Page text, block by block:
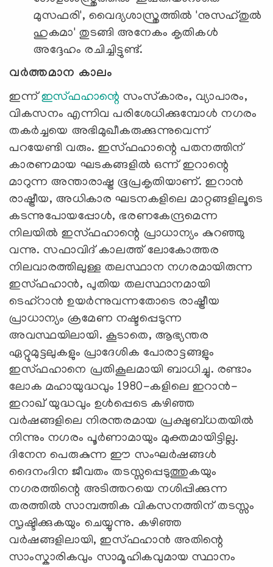
മുസഫരി', വൈദ്യശാസ്ത്രത്തില്‍ 'നുസഹ്തുല്‍
ഹുകമാ' തുടങ്ങി അനേകം കൃതികള്‍
അദ്ദേഹം രചിച്ചിട്ടുണ്ട്.
വര്‍ത്തമാന കാലം
ഇന്ന്ഇസ്ഫഹാന്റെ സംസ്‌കാരം, വ്യാപാരം,
വികസനം എന്നിവ പരിശേധിക്കുമ്പോള്‍ നഗരം
തകര്‍ച്ചയെ അഭിമുഖീകരുക്കുന്നുവെന്ന്
പറയേണ്ടി വരും. ഇസ്ഫഹാന്റെ പതനത്തിന്
കാരണമായ ഘടകങ്ങളില്‍ ഒന്ന് ഇറാന്റെ
മാറുന്ന അന്താരാഷ്ട്ര ഭൂപ്രകൃതിയാണ്. ഇറാന്‍
രാഷ്ട്രീയ, അധികാര ഘടനകളിലെ മാറ്റങ്ങളിലൂടെ
കടന്നുപോയപ്പോള്‍, ഭരണകേന്ദ്രമെന്ന
നിലയില്‍ ഇസ്ഫഹാന്റെ പ്രാധാന്യം കുറഞ്ഞു
വന്നു. സഫാവിദ് കാലത്ത് ലോകോത്തര
നിലവാരത്തിലുള്ള തലസ്ഥാന നഗരമായിരുന്ന
ഇസ്ഫഹാന്‍, പുതിയ തലസ്ഥാനമായി
ടെഹ്റാന്‍ ഉയര്‍ന്നുവന്നതോടെ രാഷ്ട്രീയ
പ്രാധാന്യം ക്രമേണ നഷ്ടപ്പെടുന്ന
അവസ്ഥയിലായി. കൂടാതെ, ആഭ്യന്തര
ഏറ്റുമുട്ടലുകളും പ്രാദേശിക പോരാട്ടങ്ങളും
ഇസ്ഫഹാനെ പ്രതികൂലമായി ബാധിച്ചു. രണ്ടാം
ലോക മഹായുദ്ധവും 1980-കളിലെ ഇറാന്‍-
ഇറാഖ് യുദ്ധവും ഉള്‍പ്പെടെ കഴിഞ്ഞ
വര്‍ഷങ്ങളിലെ നിരന്തരമായ പ്രക്ഷുബ്ധതയില്‍
നിന്നും നഗരം പൂര്‍ണാമായും മുക്തമായിട്ടില്ല.
ദിനേന പെരുകുന്ന ഈ സംഘര്‍ഷങ്ങള്‍
ദൈനംദിന ജീവതം തടസ്സപ്പെടുത്തുകയും
നഗരത്തിന്റെ അടിത്തറയെ നശിപ്പിക്കുന്ന
തരത്തില്‍ സാമ്പത്തിക വികസനത്തിന് തടസ്സം
സൃഷ്ടിക്കുകയും ചെയ്യുന്നു. കഴിഞ്ഞ
വര്‍ഷങ്ങളിലായി, ഇസ്ഫഹാന്‍ അതിന്റെ
സാംസ്കാരികവും സാമൂഹികവുമായ സ്ഥാനം